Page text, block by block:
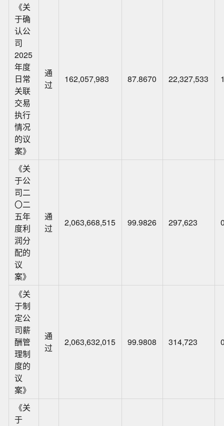
《关
于确
认公
司
2025
年度
日常
关联
交易
执行
情况
的议
案》
通
过
162,057,983 87.8670 22,327,533
《关
于公
司二
〇二
五年
度利
润分
配的
议
案》
通
过
2,063,668,515 99.9826 297,623
《关
于制
定公
司薪
酬管
理制
度的
议
案》
通
过
2,063,632,015 99.9808 314,723
《关
于